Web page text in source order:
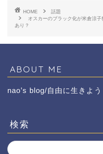
HOME
話題
オスカーのブラック化が米倉涼
あり？
ABOUT ME
nao’s blog/自由に生きよう
検索